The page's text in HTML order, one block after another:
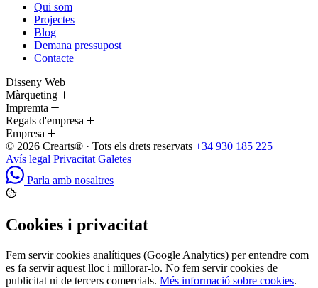
Qui som
Projectes
Blog
Demana pressupost
Contacte
Disseny Web
Màrqueting
Impremta
Regals d'empresa
Empresa
© 2026 Crearts® · Tots els drets reservats +34 930 185 225
Avís legal Privacitat Galetes
Parla amb nosaltres
Cookies i privacitat
Fem servir cookies analítiques (Google Analytics) per entendre com
es fa servir aquest lloc i millorar-lo. No fem servir cookies de
publicitat ni de tercers comercials. Més informació sobre cookies.